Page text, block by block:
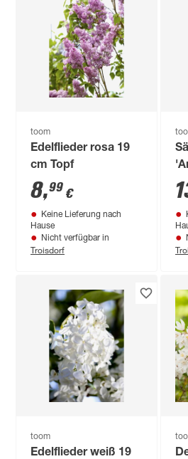
toom
Edelflieder rosa 19
cm Topf
8,99 €
Keine Lieferung nach
Hause
Nicht verfügbar in
Troisdorf
toom
Edelflieder weiß 19